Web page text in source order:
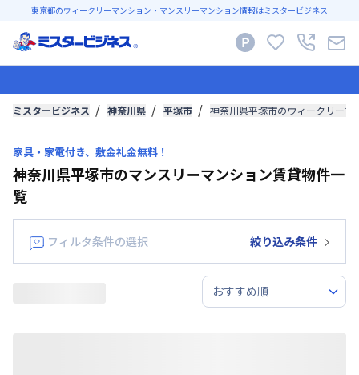
東京都のウィークリーマンション・マンスリーマンション情報はミスタービジネス
ミスタービジネス 神奈川県 平塚市 神奈川県平塚市のウィークリー
家具・家電付き、敷金礼金無料！
神奈川県平塚市のマンスリーマンション賃貸物件一
覧
フィルタ条件の選択 絞り込み条件